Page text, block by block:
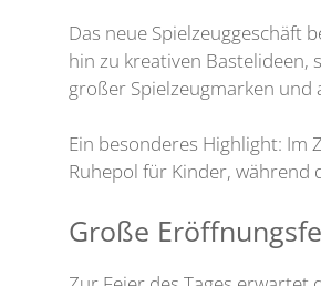
Das neue Spielzeuggeschäft
hin zu kreativen Bastelideen,
großer Spielzeugmarken und
Ein besonderes Highlight: Im
Ruhepol für Kinder,
Große